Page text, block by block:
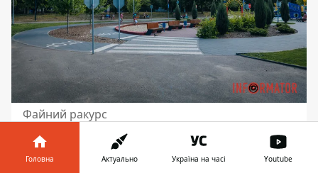
Файний ракурс
Головна Актуально Україна на часі Youtube